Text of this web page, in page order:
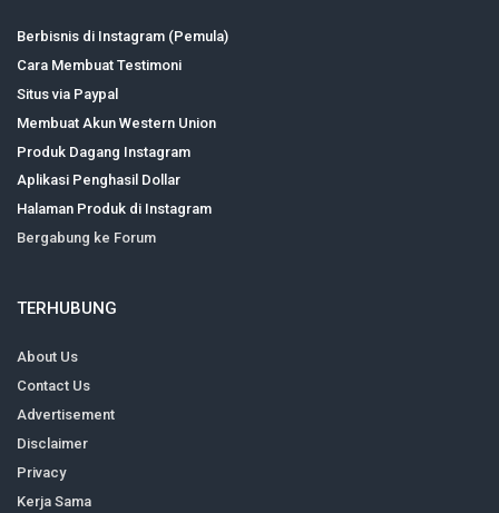
Berbisnis di Instagram (Pemula)
Cara Membuat Testimoni
Situs via Paypal
Membuat Akun Western Union
Produk Dagang Instagram
Aplikasi Penghasil Dollar
Halaman Produk di Instagram
Bergabung ke Forum
TERHUBUNG
About Us
Contact Us
Advertisement
Disclaimer
Privacy
Kerja Sama